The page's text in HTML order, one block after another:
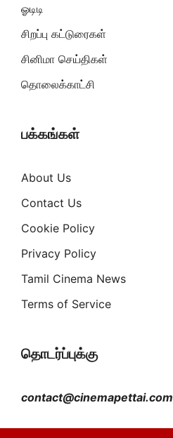
ஓடிடி
சிறப்பு கட்டுரைகள்
சினிமா செய்திகள்
தொலைக்காட்சி
பக்கங்கள்
About Us
Contact Us
Cookie Policy
Privacy Policy
Tamil Cinema News
Terms of Service
தொடர்ப்புக்கு
contact@cinemapettai.com